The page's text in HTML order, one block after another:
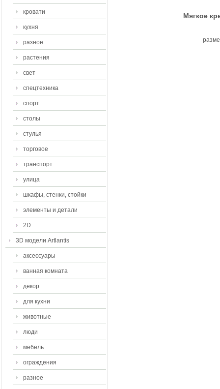
кровати
кухня
разное
растения
свет
спецтехника
спорт
столы
стулья
торговое
транспорт
улица
шкафы, стенки, стойки
элементы и детали
2D
3D модели Artlantis
аксессуары
ванная комната
декор
для кухни
животные
люди
мебель
ограждения
разное
Мягкое